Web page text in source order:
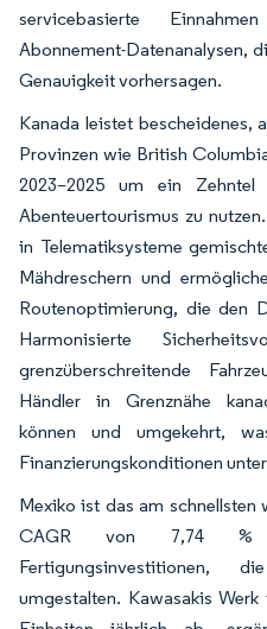
servicebasierte
Abonnement-Datenanalysen,
Genauigkeit vorhersagen.
Kanada leistet bescheidenes,
Provinzen wie British
2023–2025 um ein
Abenteuertourismus zu
in Telematiksysteme
Mähdreschern und
Routenoptimierung, die den
Harmonisierte
grenzüberschreitende
Händler in Grenznähe
können und umgekehrt,
Finanzierungskonditionen
Mexiko ist das am
CAGR von 7,74 %
Fertigungsinvestitionen,
umgestalten. Kawasakis